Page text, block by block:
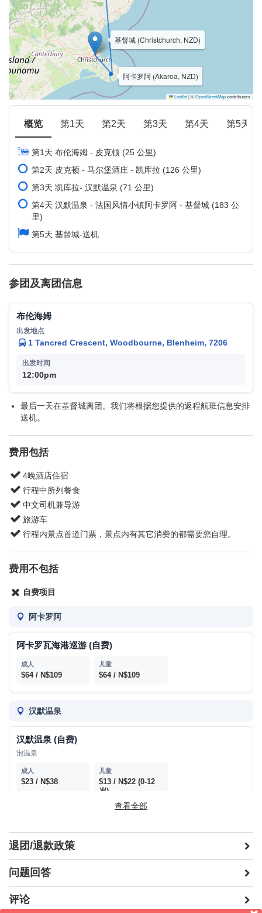
阿卡罗阿 (Akaroa, NZD)
基督城 (Christchurch, NZD)
Leaflet|©OpenStreetMapcontributors
概览 第1天 第2天 第3天 第4天 第5天
第1天 布伦海姆 - 皮克顿 (25 公里)
第2天 皮克顿 - 马尔堡酒庄 - 凯库拉 (126 公里)
第3天 凯库拉- 汉默温泉 (71 公里)
第4天 汉默温泉 - 法国风情小镇阿卡罗阿 - 基督城 (183 公
里)
第5天 基督城-送机
参团及离团信息
布伦海姆
1 Tancred Crescent, Woodbourne, Blenheim, 7206
12:00pm
最后一天在基督城离团。我们将根据您提供的返程航班信息安排
送机。
费用包括
4晚酒店住宿
行程中所列餐食
中文司机兼导游
旅游车
行程内景点首道门票，景点内有其它消费的都需要您自理。
费用不包括
自费项目
阿卡罗阿
阿卡罗瓦海港巡游 (自费)
$64 / N$109 $64 / N$109
汉默温泉
汉默温泉 (自费)
泡温泉
$23 / N$38 $13 / N$22 (0-12
岁)
门票付现金，由导游统一购买。
国际、国内机票及税
司导小费（建议6纽币/每人/每天）
签证费用
查看全部
退团/退款政策
问题回答
评论